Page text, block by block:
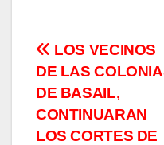
Navegación
de
entradas
LOS VECINOS
DE LAS
DE BASAIL,
CONTINUARAN
LOS CORTES DE